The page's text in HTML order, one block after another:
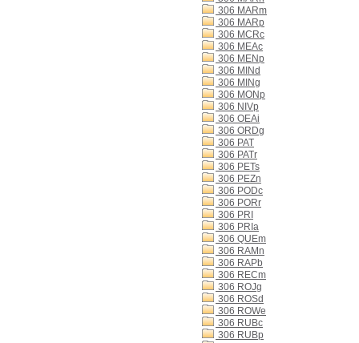
306 MARm
306 MARp
306 MCRc
306 MEAc
306 MENp
306 MINd
306 MINg
306 MONp
306 NIVp
306 OEAi
306 ORDg
306 PAT
306 PATr
306 PETs
306 PEZn
306 PODc
306 PORr
306 PRI
306 PRIa
306 QUEm
306 RAMn
306 RAPb
306 RECm
306 ROJg
306 ROSd
306 ROWe
306 RUBc
306 RUBp